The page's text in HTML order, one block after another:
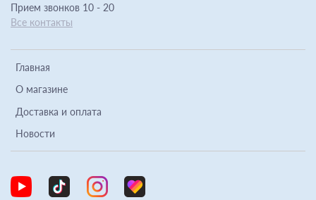
Главная
О магазине
Доставка и оплата
Новости
Прием звонков 10 - 20
Все контакты